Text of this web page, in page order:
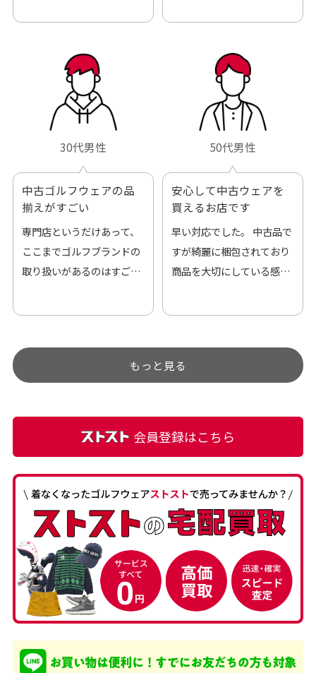
30代男性
中古ゴルフウェアの品
揃えがすごい
専門店というだけあって、
ここまでゴルフブランドの
取り扱いがあるのはすご
す。
50代男性
安心して中古ウェアを
買えるお店です
早い対応でした。 中古品で
すが綺麗に梱包されており
商品を大切にしている感が
うぐらい目立つことなく綺
麗な商品でお安く購入でき
もっと見る
会員登録はこちら